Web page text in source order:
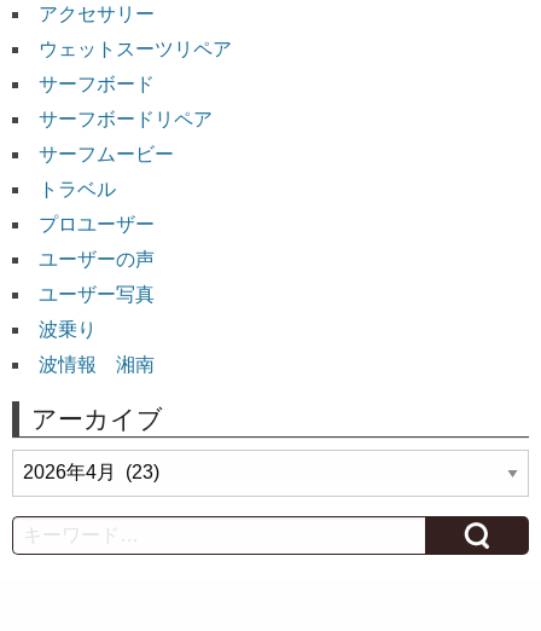
アクセサリー
ウェットスーツリペア
サーフボード
サーフボードリペア
サーフムービー
トラベル
プロユーザー
ユーザーの声
ユーザー写真
波乗り
波情報 湘南
アーカイブ
ア
ー
カ
イ
Search